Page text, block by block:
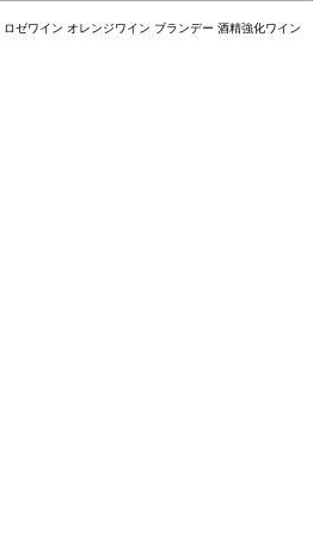
ロゼワイン オレンジワイン ブランデー 酒精強化ワイン